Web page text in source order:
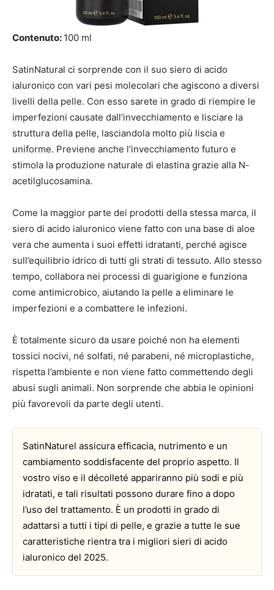
Contenuto: 100 ml
SatinNatural ci sorprende con il suo siero di acido
ialuronico con vari pesi molecolari che agiscono a diversi
livelli della pelle. Con esso sarete in grado di riempire le
imperfezioni causate dall’invecchiamento e lisciare la
struttura della pelle, lasciandola molto più liscia e
uniforme. Previene anche l’invecchiamento futuro e
stimola la produzione naturale di elastina grazie alla N-
acetilglucosamina.
Come la maggior parte dei prodotti della stessa marca, il
siero di acido ialuronico viene fatto con una base di aloe
vera che aumenta i suoi effetti idratanti, perché agisce
sull’equilibrio idrico di tutti gli strati di tessuto. Allo stesso
tempo, collabora nei processi di guarigione e funziona
come antimicrobico, aiutando la pelle a eliminare le
imperfezioni e a combattere le infezioni.
È totalmente sicuro da usare poiché non ha elementi
tossici nocivi, né solfati, né parabeni, né microplastiche,
rispetta l’ambiente e non viene fatto commettendo degli
abusi sugli animali. Non sorprende che abbia le opinioni
più favorevoli da parte degli utenti.
SatinNaturel assicura efficacia, nutrimento e un
cambiamento soddisfacente del proprio aspetto. Il
vostro viso e il décolleté appariranno più sodi e più
idratati, e tali risultati possono durare fino a dopo
l’uso del trattamento. È un prodotti in grado di
adattarsi a tutti i tipi di pelle, e grazie a tutte le sue
caratteristiche rientra tra i migliori sieri di acido
ialuronico del 2025.